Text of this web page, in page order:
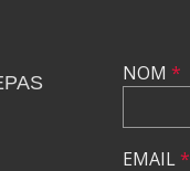
NOM *
EMAIL*